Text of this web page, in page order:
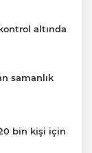
altında
samanlık
bin kişi için